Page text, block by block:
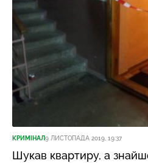
КРИМІНАЛ9 ЛИСТОПАДА 2019, 19:37
Шукав квартиру, а